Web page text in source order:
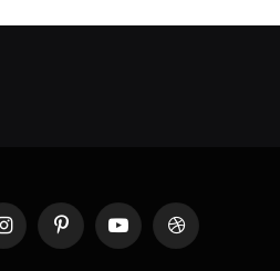
InstagramPinterestYouTubeDribbble